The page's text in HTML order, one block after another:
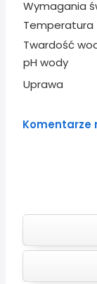
Wymagania
Temperatura
Twardość
pH wody
Uprawa
Komentarze